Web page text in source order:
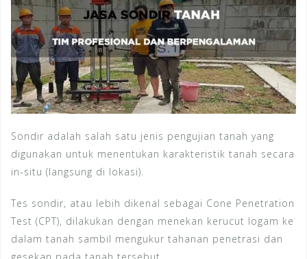
Sondir adalah salah satu jenis pengujian tanah yang
digunakan untuk menentukan karakteristik tanah secara
in-situ (langsung di lokasi).
Tes sondir, atau lebih dikenal sebagai Cone Penetration
Test (CPT), dilakukan dengan menekan kerucut logam ke
dalam tanah sambil mengukur tahanan penetrasi dan